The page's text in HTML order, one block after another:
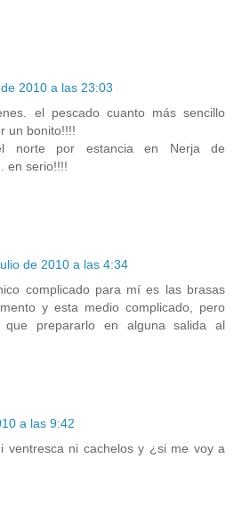
2010 a las 23:03
el pescado cuanto más sencillo
un bonito!!!!
norte por estancia en Nerja de
en serio!!!!
de 2010 a las 4:34
complicado para mí es las brasas
y esta medio complicado, pero
que prepararlo en alguna salida al
a las 9:42
ventresca ni cachelos y ¿si me voy a